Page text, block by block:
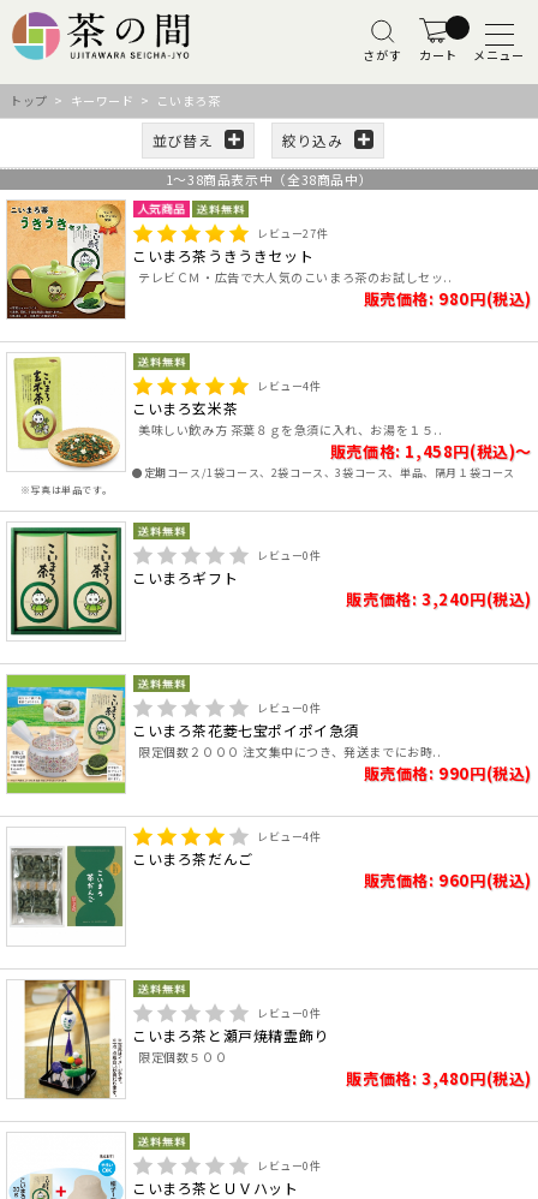
さがす カート メニュー
トップ > キーワード > こいまろ茶
並び替え 絞り込み
1～38商品表示中（全38商品中）
レビュー27件
こいまろ茶うきうきセット
テレビＣＭ・広告で大人気のこいまろ茶のお試しセッ..
販売価格: 980円(税込)
※写真は単品です。
レビュー4件
こいまろ玄米茶
美味しい飲み方 茶葉８ｇを急須に入れ、お湯を１５..
販売価格: 1,458円(税込)～
●定期コース/1袋コース、2袋コース、3袋コース、単品、隔月１袋コース
レビュー0件
こいまろギフト
販売価格: 3,240円(税込)
レビュー0件
こいまろ茶花菱七宝ポイポイ急須
限定個数２０００ 注文集中につき、発送までにお時..
販売価格: 990円(税込)
レビュー4件
こいまろ茶だんご
販売価格: 960円(税込)
レビュー0件
こいまろ茶と瀬戸焼精霊飾り
限定個数５００
販売価格: 3,480円(税込)
レビュー0件
こいまろ茶とＵＶハット